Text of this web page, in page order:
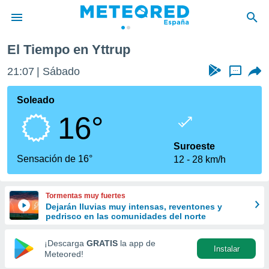
de
por
que se
calidad.
a este
las
y
forma
digital
basada
El Tiempo en Yttrup
21:07 Sábado ...
Soleado
16°
Sensación de 16°
Suroeste
12
28 km/h
Tormentas muy fuertes
Dejarán lluvias muy intensas, reventones y
pedrisco en las comunidades del norte
¡Descarga GRATIS la app de
Meteored!
Instalar